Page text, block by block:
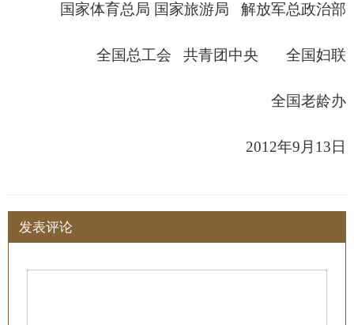
国家体育总局 国家旅游局 解放军总政治部
全国总工会 共青团中央 全国妇联
全国老龄办
2012年9月13日
发表评论